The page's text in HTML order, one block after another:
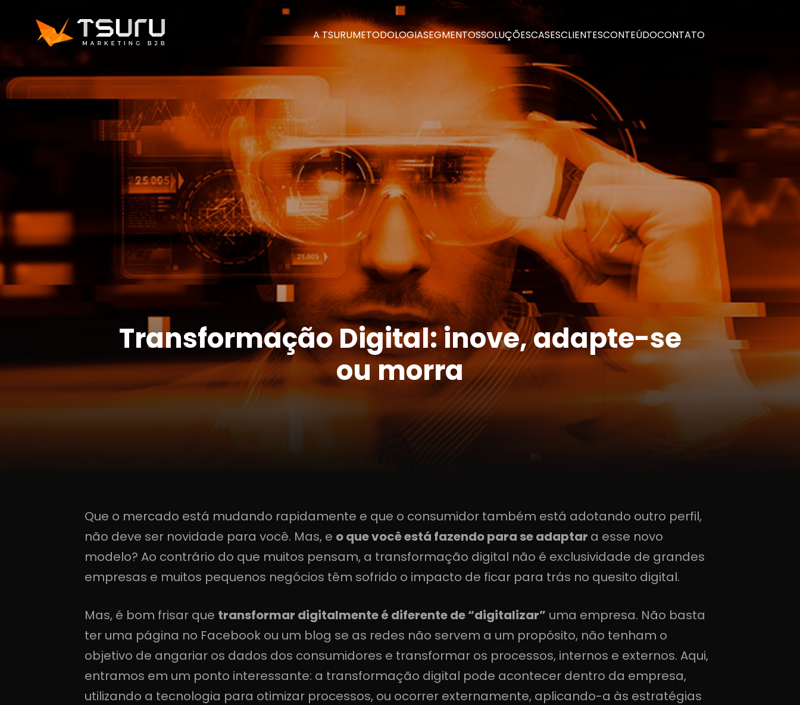
A TSURUMETODOLOGIA
METODOLOGIA
SEGMENTOSSOLUÇÕES
SOLUÇÕES
CASESCLIENTESCONTEÚDOCONTATO
Transformação Digital: inove, adapte-se
ou morra
Que o mercado está mudando rapidamente e que o consumidor também está adotando outro perfil,
não deve ser novidade para você. Mas, e o que você está fazendo para se adaptar a esse novo
modelo? Ao contrário do que muitos pensam, a transformação digital não é exclusividade de grandes
empresas e muitos pequenos negócios têm sofrido o impacto de ficar para trás no quesito digital.
Mas, é bom frisar que transformar digitalmente é diferente de “digitalizar” uma empresa. Não basta
ter uma página no Facebook ou um blog se as redes não servem a um propósito, não tenham o
objetivo de angariar os dados dos consumidores e transformar os processos, internos e externos. Aqui,
entramos em um ponto interessante: a transformação digital pode acontecer dentro da empresa,
utilizando a tecnologia para otimizar processos, ou ocorrer externamente, aplicando-a às estratégias